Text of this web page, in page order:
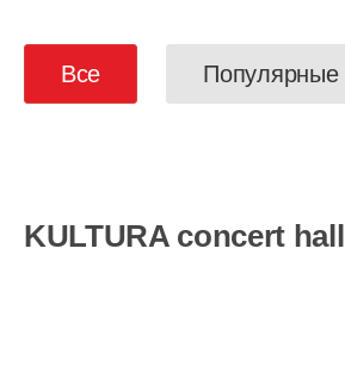
Все Популярные
KULTURA concert hall